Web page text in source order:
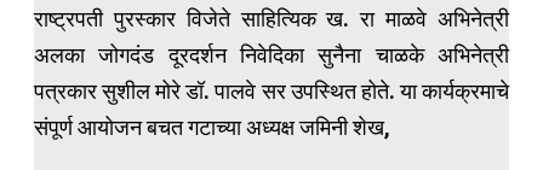
राष्ट्रपती पुरस्कार विजेते साहित्यिक ख. रा माळवे अभिनेत्री
अलका जोगदंड दूरदर्शन निवेदिका सुनैना चाळके अभिनेत्री
पत्रकार सुशील मोरे डॉ. पालवे सर उपस्थित होते. या कार्यक्रमाचे
संपूर्ण आयोजन बचत गटाच्या अध्यक्ष जमिनी शेख,